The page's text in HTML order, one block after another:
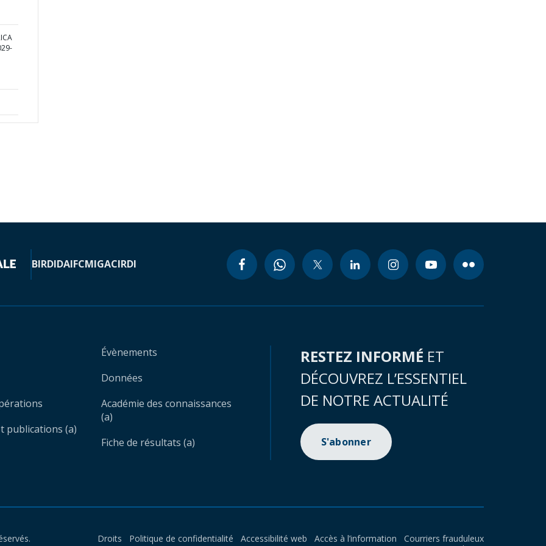
BIRDIDAIFCMIGACIRDI
publications (a)
Évènements
Données
Académie des connaissances
(a)
Fiche de résultats (a)
RESTEZ INFORMÉ ET
DÉCOUVREZ L’ESSENTIEL
DE NOTRE ACTUALITÉ
S'abonner
Droits Politique de confidentialité Accessibilité web Accès à l’information
Courriers frauduleux